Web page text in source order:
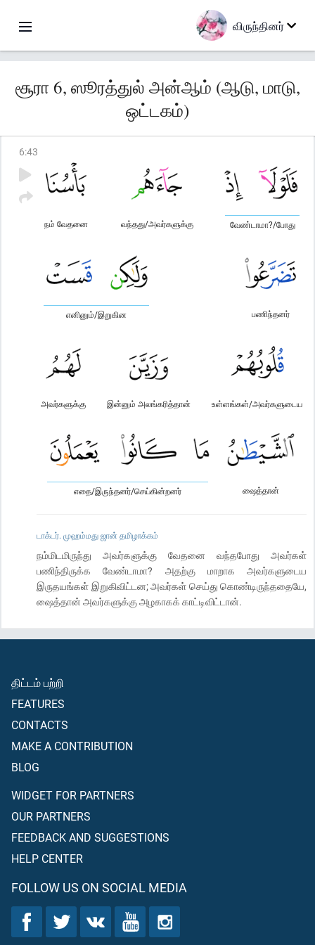
விருந்தினர்
சூரா 6, ஸூரத்துல் அன்ஆம் (ஆடு, மாடு,
ஒட்டகம்)
6:43
வேண்டாமா?/போது
வந்தது/அவர்களுக்கு
நம் வேதனை
பணிந்தனர்
எனினும்/இறுகின
உள்ளங்கள்/அவர்களுடைய
இன்னும் அலங்கரித்தான்
அவர்களுக்கு
ஷைத்தான்
எதை/இருந்தனர்/செய்கின்றனர்
டாக்டர். முஹம்மது ஜான் தமிழாக்கம்
நம்மிடமிருந்து அவர்களுக்கு வேதனை வந்தபோது அவர்கள்
பணிந்திருக்க வேண்டாமா? அதற்கு மாறாக அவர்களுடைய
இருதயங்கள் இறுகிவிட்டன; அவர்கள் செய்து கொண்டிருந்ததையே,
ஷைத்தான் அவர்களுக்கு அழகாகக் காட்டிவிட்டான்.
திட்டம் பற்றி
FEATURES
CONTACTS
MAKE A CONTRIBUTION
BLOG
WIDGET FOR PARTNERS
OUR PARTNERS
FEEDBACK AND SUGGESTIONS
HELP CENTER
FOLLOW US ON SOCIAL MEDIA